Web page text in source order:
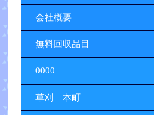
会社概要
無料回収品目
0000
草刈 本町